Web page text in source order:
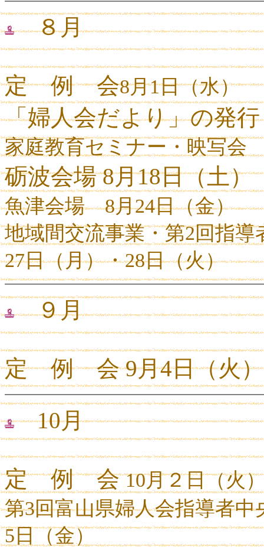
８月
定 例 会8月1日（水）
「婦人会だより」の発行
家庭教育セミナー・映写会
砺波会場 8月18日（土）
魚津会場 8月24日（金）
地域間交流事業・第2回指導
27日（月）・28日（火）
９月
定 例 会 9月4日（火）
10月
定 例 会10月２日（火
第3回富山県婦人会指導者中
5日（金）